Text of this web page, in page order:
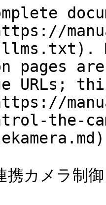
pages
URLs;
the-
カメラ制御